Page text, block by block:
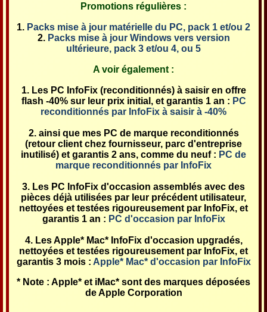
Promotions régulières :
Packs mise à jour matérielle du PC, pack 1 et/ou 2
Packs mise à jour Windows vers version
ultérieure, pack 3 et/ou 4, ou 5
A voir également :
Les PC InfoFix (reconditionnés) à saisir en offre
flash -40% sur leur prix initial, et garantis 1 an : PC
reconditionnés par InfoFix à saisir à -40%
ainsi que mes PC de marque reconditionnés
(retour client chez fournisseur, parc d'entreprise
inutilisé) et garantis 2 ans, comme du neuf : PC de
marque reconditionnés par InfoFix
Les PC InfoFix d'occasion assemblés avec des
pièces déjà utilisées par leur précédent utilisateur,
nettoyées et testées rigoureusement par InfoFix, et
garantis 1 an : PC d'occasion par InfoFix
Les Apple* Mac* InfoFix d'occasion upgradés,
nettoyées et testées rigoureusement par InfoFix, et
garantis 3 mois : Apple* Mac* d'occasion par InfoFix
* Note : Apple* et iMac* sont des marques déposées
de Apple Corporation